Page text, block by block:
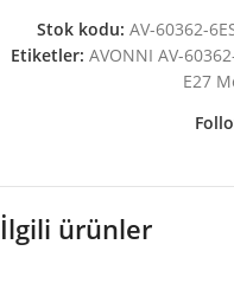
Stok kodu: AV-60362-
Etiketler: AVONNI AV-
E27
İlgili ürünler